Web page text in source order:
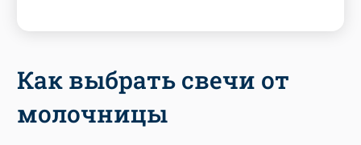
Как выбрать свечи от
молочницы